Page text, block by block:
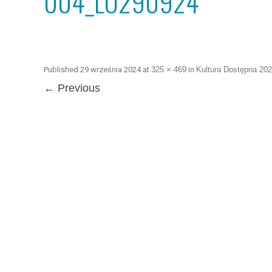
Published 29 września 2024at 325 × 469 in Kultura Dostępna
← Previous